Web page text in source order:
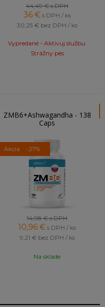
44,49 €s DPH
36 € s DPH / ks
30,25 € bez DPH / ks
Vypredané - Aktivuj službu:
Strážny pes
ZMB6+Ashwagandha - 138
Caps
Akcia -27%
14,98 €s DPH
10,96 € s DPH / ks
9,21 € bez DPH / ks
Na sklade